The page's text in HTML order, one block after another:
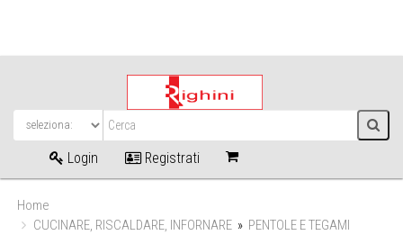
Login Registrati
Home
CUCINARE, RISCALDARE, INFORNARE » PENTOLE E TEGAMI